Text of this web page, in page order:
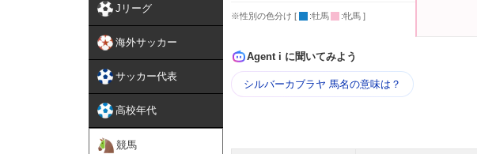
Jリーグ
海外サッカー
サッカー代表
高校年代
競馬
※性別の色分け [ :牡馬 :牝馬 ]
Agent i に聞いてみよう
シルバーカブラヤ 馬名の意味は？